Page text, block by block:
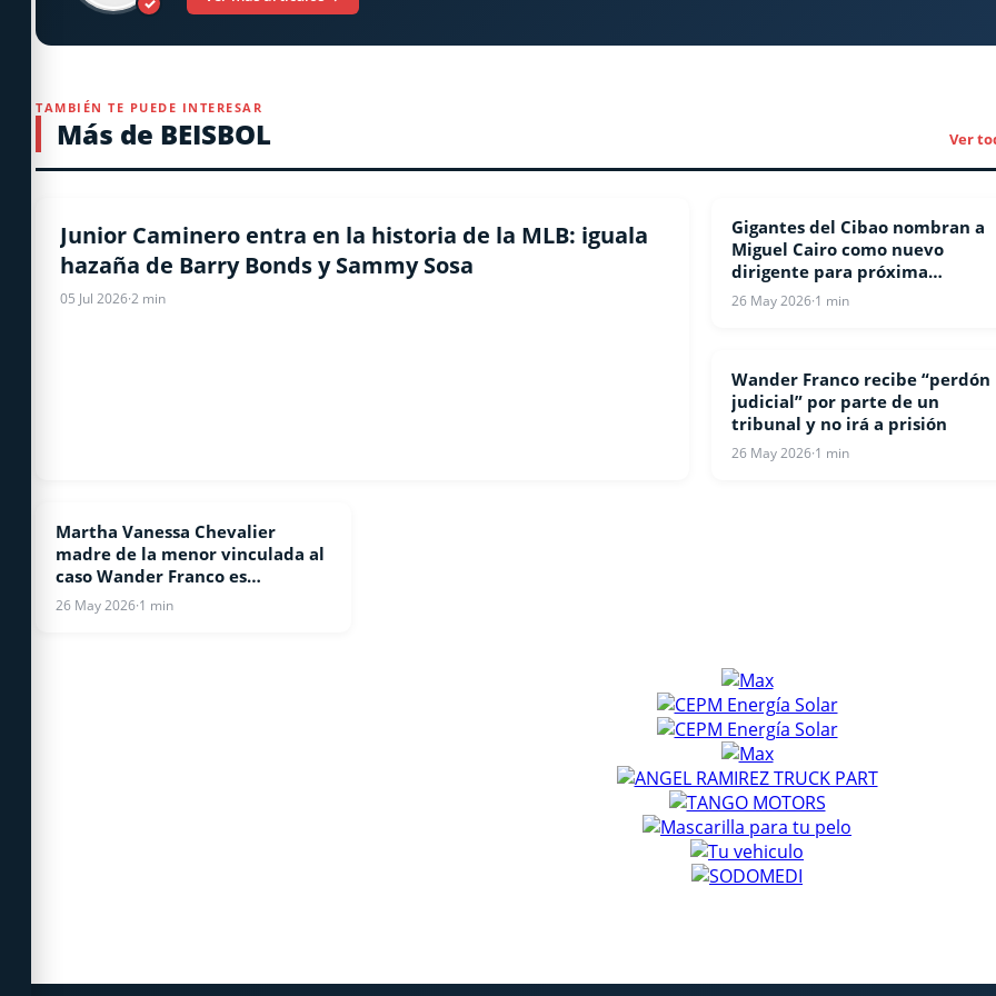
TAMBIÉN TE PUEDE INTERESAR
Más de BEISBOL Ver
BEISBOL
Junior Caminero entra en la historia de la MLB: iguala
hazaña de Barry Bonds y Sammy Sosa
05 Jul 2026·2 min
BEISBOL
Gigantes del Cibao nombran a
Miguel Cairo como nuevo
dirigente para próxima
temporada de LIDOM
26 May 2026·1 min
BEISBOL
Wander Franco recibe “perdón
judicial” por parte de un
tribunal y no irá a prisión
26 May 2026·1 min
BEISBOL
Martha Vanessa Chevalier
madre de la menor vinculada al
caso Wander Franco es
condenada a 10 años de prisión
26 May 2026·1 min